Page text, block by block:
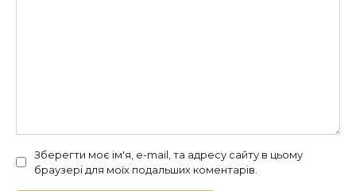
Зберегти моє ім'я, e-mail, та адресу сайту в цьому
браузері для моїх подальших коментарів.